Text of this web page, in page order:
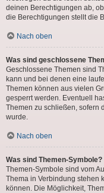
deinen Berechtigungen ab,
die Berechtigungen stellt die
Nach oben
Was sind geschlossene
Geschlossene Themen sind
kann und bei denen eine
Themen können aus vielen
gesperrt werden. Eventuell
Themen zu schließen, sofern
wurde.
Nach oben
Was sind Themen-Symbole?
Themen-Symbole sind vom
Thema in Verbindung stehen
können. Die Möglichkeit,